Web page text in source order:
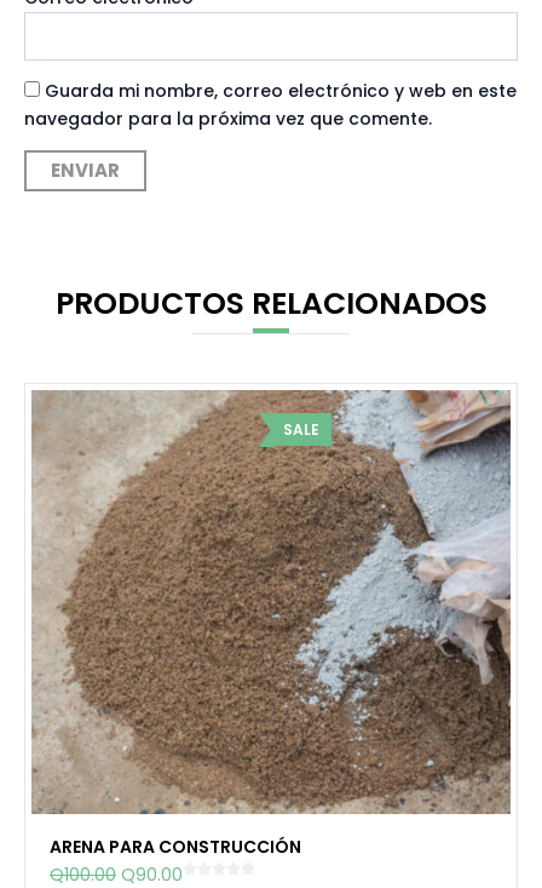
Guarda mi nombre, correo electrónico y web en este
navegador para la próxima vez que comente.
PRODUCTOS RELACIONADOS
SALE
ARENA PARA CONSTRUCCIÓN
Q100.00 E
Q90.00